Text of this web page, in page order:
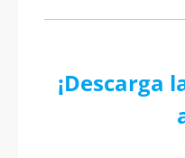
¡Descarga